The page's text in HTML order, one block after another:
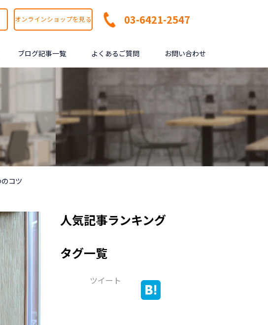
オンラインショップを見る 03-6421-2547
ブログ記事一覧 よくあるご質問 お問い合わせ
コツ
人気記事ランキング
タグ一覧
ツイート